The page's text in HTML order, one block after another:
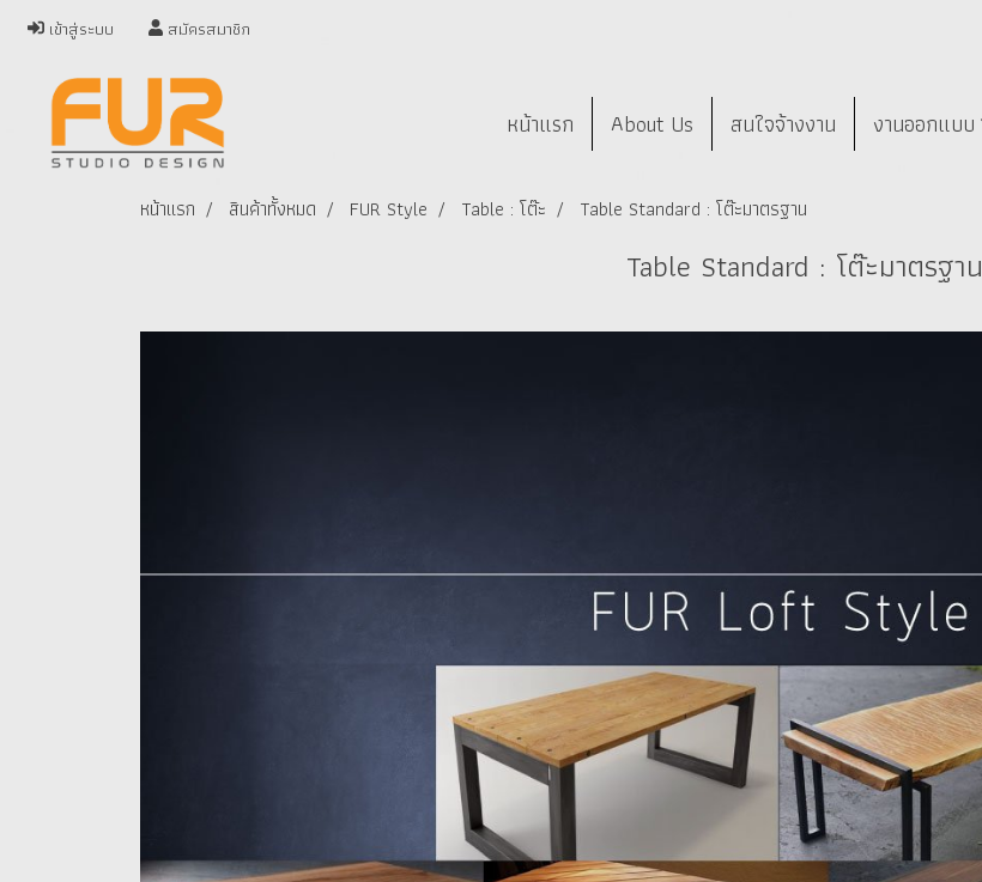
เข้าสู่ระบบ สมัครสมาชิก
หน้าแรก About Us สนใจจ้างงาน งานออกแบบ
หน้าแรก สินค้าทั้งหมด FUR Style Table : โต๊ะ Table Standard : โต๊ะมาตรฐาน
Table Standard : โต๊ะมาตรฐาน